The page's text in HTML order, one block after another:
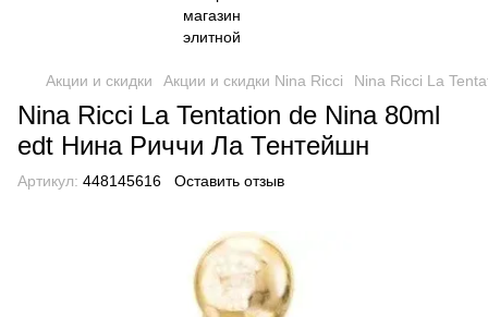
Акции и скидки Акции и скидки Nina Ricci Nina Ricci La
Nina Ricci La Tentation de Nina 80ml
edt Нина Риччи Ла Тентейшн
Артикул: 448145616 Оставить отзыв